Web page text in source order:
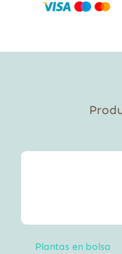
Plantas en bolsa